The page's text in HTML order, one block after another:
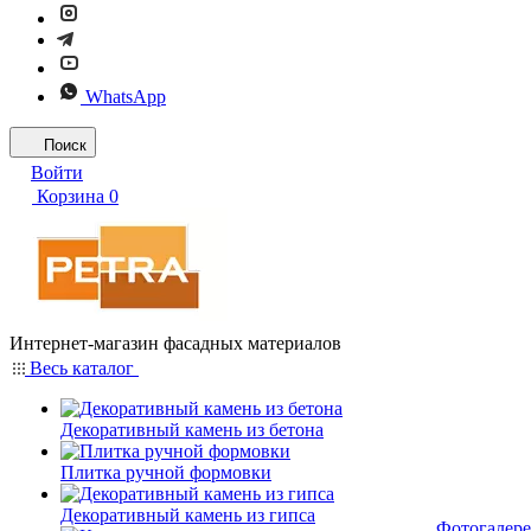
WhatsApp
Поиск
Войти
Корзина 0
Интернет-магазин фасадных материалов
Весь каталог
Декоративный камень из бетона
Плитка ручной формовки
Декоративный камень из гипса